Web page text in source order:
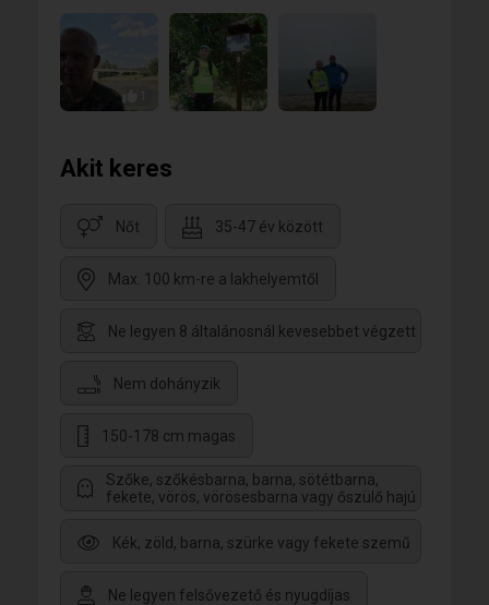
Akit keres
Nőt 35-47 év között
Max. 100 km-re a lakhelyemtől
Ne legyen 8 általánosnál kevesebbet végzett
Nem dohányzik
150-178 cm magas
Szőke, szőkésbarna, barna, sötétbarna,
fekete, vörös, vörösesbarna vagy őszülő hajú
Kék, zöld, barna, szürke vagy fekete szemű
Ne legyen felsővezető és nyugdíjas